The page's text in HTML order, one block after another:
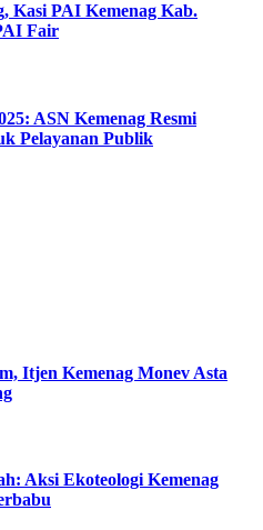
Kasi PAI Kemenag Kab.
Fair
ASN Kemenag Resmi
Pelayanan Publik
Itjen Kemenag Monev Asta
Aksi Ekoteologi Kemenag